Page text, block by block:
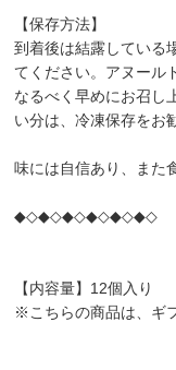
【保存方法】
到着後は結露している
てください。アヌール
なるべく早めにお召し
い分は、冷凍保存をお
味には自信あり、また
◆◇◆◇◆◇◆◇◆◇◆◇
【内容量】12個入り
※こちらの商品は、ギ